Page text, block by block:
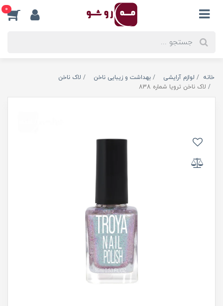
0
خانه لوازم آرایشی بهداشت و زیبایی ناخن
لاک ناخن
لاک ناخن ترویا شماره 838